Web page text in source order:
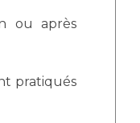
d'Infectiologie
ou après
pratiqués